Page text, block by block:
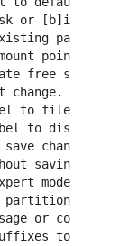
or [b]ios
partition.
point for a
free space.
change.
to file.
to disk.
changes.
saving
mode.
table.
or command
to